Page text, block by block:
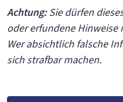
Achtung:Sie dürfen
oder erfundene Hinweise
Wer absichtlich falsche
sich strafbar machen.